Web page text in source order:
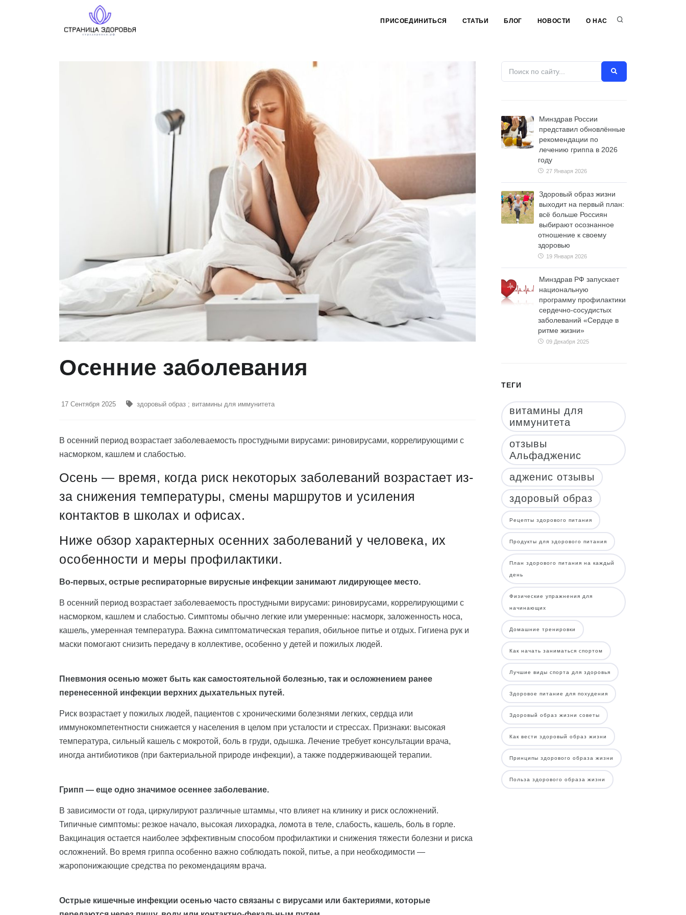
ПРИСОЕДИНИТЬСЯ СТАТЬИ БЛОГ НОВОСТИ О НАС
Осенние заболевания
17 Сентября 2025 здоровый образ ; витамины для иммунитета
В осенний период возрастает заболеваемость простудными вирусами: риновирусами, коррелирующими с
насморком, кашлем и слабостью.
Осень — время, когда риск некоторых заболеваний возрастает из-
за снижения температуры, смены маршрутов и усиления
контактов в школах и офисах.
Ниже обзор характерных осенних заболеваний у человека, их
особенности и меры профилактики.
Во-первых, острые респираторные вирусные инфекции занимают лидирующее место.
В осенний период возрастает заболеваемость простудными вирусами: риновирусами, коррелирующими с
насморком, кашлем и слабостью. Симптомы обычно легкие или умеренные: насморк, заложенность носа,
кашель, умеренная температура. Важна симптоматическая терапия, обильное питье и отдых. Гигиена рук и
маски помогают снизить передачу в коллективе, особенно у детей и пожилых людей.
Пневмония осенью может быть как самостоятельной болезнью, так и осложнением ранее
перенесенной инфекции верхних дыхательных путей.
Риск возрастает у пожилых людей, пациентов с хроническими болезнями легких, сердца или
иммунокомпетентности снижается у населения в целом при усталости и стрессах. Признаки: высокая
температура, сильный кашель с мокротой, боль в груди, одышка. Лечение требует консультации врача,
иногда антибиотиков (при бактериальной природе инфекции), а также поддерживающей терапии.
Грипп — еще одно значимое осеннее заболевание.
В зависимости от года, циркулируют различные штаммы, что влияет на клинику и риск осложнений.
Типичные симптомы: резкое начало, высокая лихорадка, ломота в теле, слабость, кашель, боль в горле.
Вакцинация остается наиболее эффективным способом профилактики и снижения тяжести болезни и риска
осложнений. Во время гриппа особенно важно соблюдать покой, питье, а при необходимости —
жаропонижающие средства по рекомендациям врача.
Острые кишечные инфекции осенью часто связаны с вирусами или бактериями, которые
Минздрав России
представил обновлённые
рекомендации по
лечению гриппа в 2026
году
27 Января 2026
Здоровый образ жизни
выходит на первый план:
всё больше Россиян
выбирают осознанное
отношение к своему
здоровью
19 Января 2026
Минздрав РФ запускает
национальную
программу профилактики
сердечно-сосудистых
заболеваний «Сердце в
ритме жизни»
09 Декабря 2025
ТЕГИ
витамины для
иммунитета
отзывы
Альфадженис
адженис отзывы
здоровый образ
Рецепты здорового питания
Продукты для здорового питания
План здорового питания на каждый
день
Физические упражнения для
начинающих
Домашние тренировки
Как начать заниматься спортом
Лучшие виды спорта для здоровья
Здоровое питание для похудения
Здоровый образ жизни советы
Как вести здоровый образ жизни
Принципы здорового образа жизни
Польза здорового образа жизни